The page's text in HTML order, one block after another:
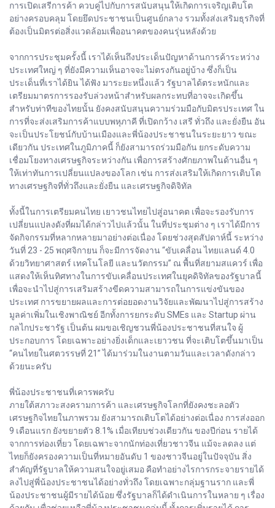
การเปิดเสรีการค้า ควบคู่ไปกับการสนับสนุนให้เกิดการเจริญเติบโต
อย่างครอบคลุม โดยยึดประชาชนเป็นศูนย์กลาง รวมทั้งส่งเสริมธุรกิจที่
ต้องเป็นมิตรต่อสิ่งแวดล้อมเพื่ออนาคตของคนรุ่นหลังด้วย
จากการประชุมครั้งนี้ เราได้เห็นถึงประเด็นปัญหาด้านการค้าระหว่าง
ประเทศใหญ่ ๆ ที่ยังมีความเห็นอาจจะไม่ตรงกันอยู่บ้าง ซึ่งก็เป็น
ประเด็นที่เราได้ยิน ได้ฟัง มาระยะหนึ่งแล้ว รัฐบาลได้ตระหนักและ
เตรียมมาตรการรองรับล่วงหน้าสำหรับผลกระทบที่อาจจะเกิดขึ้น
สำหรับท่าทีของไทยนั้น ยังคงสนับสนุนความร่วมมือกับมิตรประเทศ ใน
การที่จะส่งเสริมการค้าแบบพหุภาคี ที่เปิดกว้าง เสรี ทั่วถึง และยั่งยืน อัน
จะเป็นประโยชน์กับบ้านเมืองและพี่น้องประชาชนในระยะยาว ขณะ
เดียวกัน ประเทศในภูมิภาคนี้ ก็ยังสามารถร่วมมือกัน ยกระดับความ
เชื่อมโยงทางเศรษฐกิจระหว่างกัน เพื่อการสร้างศักยภาพในด้านอื่น ๆ
ให้เท่าทันการเปลี่ยนแปลงของโลก เช่น การส่งเสริมให้เกิดการเติบโต
ทางเศรษฐกิจที่ทั่วถึงและยั่งยืน และเศรษฐกิจดิจิทัล
ทั้งนี้ในการเตรียมคนไทย เยาวชนไทยไปสู่อนาคต เพื่อจะรองรับการ
เปลี่ยนแปลงดังที่ผมได้กล่าวไปแล้วนั้น ในที่ประชุมต่าง ๆ เราได้มีการ
จัดกิจกรรมที่หลากหลายมาอย่างต่อเนื่อง โดยช่วงสุดสัปดาห์นี้ ระหว่าง
วันที่ 23 - 25 พฤศจิกายน ก็จะมีการจัดงาน “ขับเคลื่อน ไทยแลนด์ 4.0
ด้วยวิทยาศาสตร์ เทคโนโลยี และนวัตกรรม” ณ พื้นที่สยามสแควร์ เพื่อ
แสดงให้เห็นทิศทางในการขับเคลื่อนประเทศในยุคดิจิทัลของรัฐบาลนี้
เพื่อจะนำไปสู่การเสริมสร้างขีดความสามารถในการแข่งขันของ
ประเทศ การขยายผลและการต่อยอดงานวิจัยและพัฒนาไปสู่การสร้าง
มูลค่าเพิ่มในเชิงพาณิชย์ อีกทั้งการยกระดับ SMEs และ Startup ผ่าน
กลไกประชารัฐ เป็นต้น ผมขอเชิญชวนพี่น้องประชาชนที่สนใจ ผู้
ประกอบการ โดยเฉพาะอย่างยิ่งเด็กและเยาวชน ที่จะเติบโตขึ้นมาเป็น
“คนไทยในศตวรรษที่ 21” ได้มาร่วมในงานตามวันและเวลาดังกล่าว
ด้วยนะครับ
พี่น้องประชาชนที่เคารพครับ
ภายใต้สภาวะสงครามการค้า และเศรษฐกิจโลกที่ยังคงชะลอตัว
เศรษฐกิจไทยในภาพรวม ยังสามารถเติบโตได้อย่างต่อเนื่อง การส่งออก
9 เดือนแรก ยังขยายตัว 8.1% เมื่อเทียบช่วงเดียวกัน ของปีก่อน รายได้
จากการท่องเที่ยว โดยเฉพาะจากนักท่องเที่ยวชาวจีน แม้จะลดลง แต่
ไทยก็ยังครองความเป็นที่หมายอันดับ 1 ของชาวจีนอยู่ในปัจจุบัน สิ่ง
สำคัญที่รัฐบาลให้ความสนใจอยู่เสมอ คือทำอย่างไรการกระจายรายได้
ลงไปสู่พี่น้องประชาชนได้อย่างทั่วถึง โดยเฉพาะกลุ่มฐานราก และพี่
น้องประชาชนผู้มีรายได้น้อย ซึ่งรัฐบาลก็ได้ดำเนินการในหลาย ๆ เรื่อง